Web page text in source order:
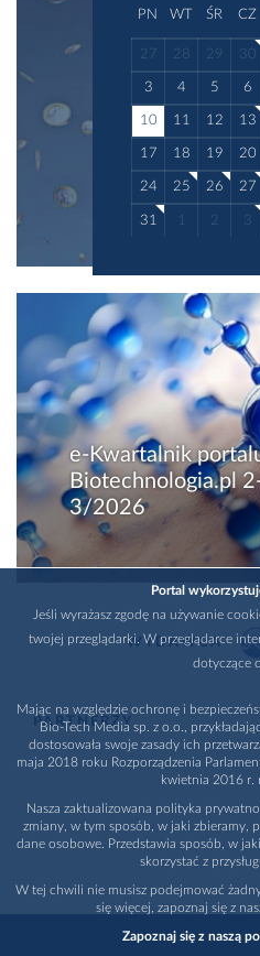
PN WT ŚR CZ
27 28 29 30
3 4 5 6
10 11 12 13
17 18 19 20
24 25 26 27
31 1 2 3
e-Kwartalnik
Biotechnologia.pl
3/2026
WYDAWCA
PARTNERZY
Portal
Jeśli wyrażasz zgodę na używanie
twojej przeglądarki. W przeglądarce
dotyczące
Mając na względzie ochronę i
Bio-Tech Media sp. z o.o.,
dostosowała swoje zasady ich
maja 2018 roku Rozporządzenia
kwietnia 2016 r.
Nasza zaktualizowana polityka
zmiany, w tym sposób, w jaki zbieramy,
dane osobowe. Przedstawia sposób, w
skorzystać z
W tej chwili nie musisz podejmować
się więcej, zapoznaj się z
Zapoznaj się z naszą